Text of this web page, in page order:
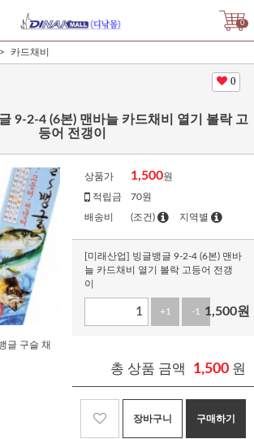
0
카드채비
0
9-2-4 (6본) 맨바늘 카드채비 열기 볼락 고
등어 전갱이
글 구슬 채
상품가 1,500원
적립금 70원
배송비 (조건) 지역별
[미래산업] 빙글뱅글 9-2-4 (6본) 맨바
늘 카드채비 열기 볼락 고등어 전갱
이
+1 -1 1,500원
총 상품 금액 1,500 원
장바구니 구매하기